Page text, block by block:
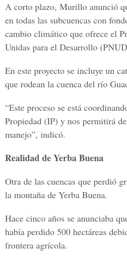
A corto plazo, Murillo anunció
en todas las subcuencas con
cambio climático que ofrece el
Unidas para el Desarrollo
En este proyecto se incluye un
que rodean la cuenca del río
“Este proceso se está
Propiedad (IP) y nos permitirá
manejo”, indicó.
Realidad de Yerba Buena
Otra de las cuencas que perdió
la montaña de Yerba Buena.
Hace cinco años se anunciaba
había perdido 500 hectáreas
frontera agrícola.